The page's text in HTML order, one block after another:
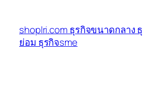
เนื้อหา
shoplri.com ธุรกิจขนาดกลาง
ย่อม ธุรกิจsme